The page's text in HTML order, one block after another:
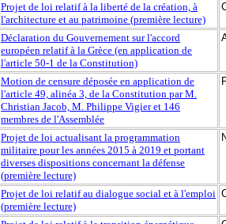
Projet de loi relatif à la liberté de la création, à
l'architecture et au patrimoine (première lecture)
Déclaration du Gouvernement sur l'accord
européen relatif à la Grèce (en application de
l'article 50-1 de la Constitution)
Motion de censure déposée en application de
l'article 49, alinéa 3, de la Constitution par M.
Christian Jacob, M. Philippe Vigier et 146
membres de l'Assemblée
Projet de loi actualisant la programmation
militaire pour les années 2015 à 2019 et portant
diverses dispositions concernant la défense
(première lecture)
Projet de loi relatif au dialogue social et à l'emploi
(première lecture)